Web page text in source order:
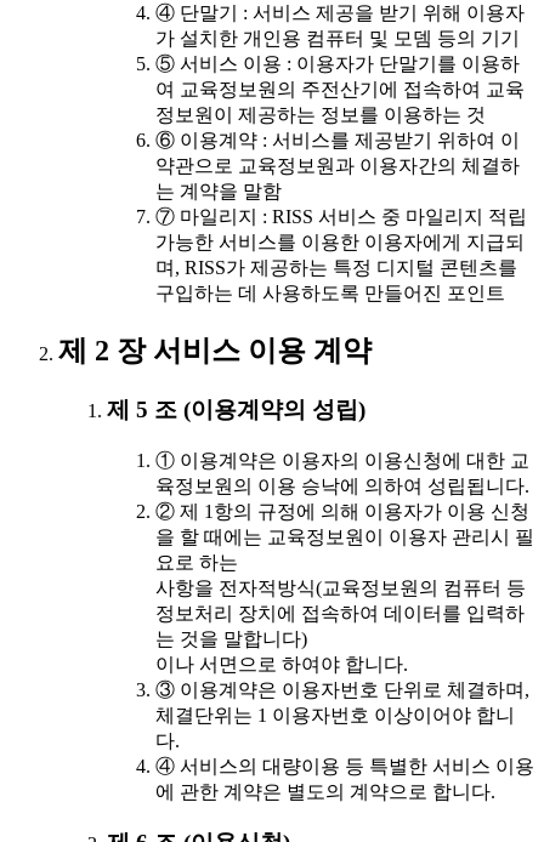
④ 단말기 : 서비스 제공을 받기 위해 이용자
가 설치한 개인용 컴퓨터 및 모뎀 등의 기기
⑤ 서비스 이용 : 이용자가 단말기를 이용하
여 교육정보원의 주전산기에 접속하여 교육
정보원이 제공하는 정보를 이용하는 것
⑥ 이용계약 : 서비스를 제공받기 위하여 이
약관으로 교육정보원과 이용자간의 체결하
는 계약을 말함
⑦ 마일리지 : RISS 서비스 중 마일리지 적립
가능한 서비스를 이용한 이용자에게 지급되
며, RISS가 제공하는 특정 디지털 콘텐츠를
구입하는 데 사용하도록 만들어진 포인트
제 2 장 서비스 이용 계약
제 5 조 (이용계약의 성립)
① 이용계약은 이용자의 이용신청에 대한 교
육정보원의 이용 승낙에 의하여 성립됩니다.
② 제 1항의 규정에 의해 이용자가 이용 신청
을 할 때에는 교육정보원이 이용자 관리시 필
요로 하는
사항을 전자적방식(교육정보원의 컴퓨터 등
정보처리 장치에 접속하여 데이터를 입력하
는 것을 말합니다)
이나 서면으로 하여야 합니다.
③ 이용계약은 이용자번호 단위로 체결하며,
체결단위는 1 이용자번호 이상이어야 합니
다.
④ 서비스의 대량이용 등 특별한 서비스 이용
에 관한 계약은 별도의 계약으로 합니다.